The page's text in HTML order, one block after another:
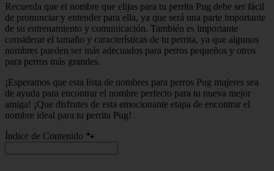
Recuerda que el nombre que elijas para tu perrita Pug debe ser fácil
de pronunciar y entender para ella, ya que será una parte importante
de su entrenamiento y comunicación. También es importante
considerar el tamaño y características de tu perrita, ya que algunos
nombres pueden ser más adecuados para perros pequeños y otros
para perros más grandes.
¡Esperamos que esta lista de nombres para perros Pug mujeres sea
de ayuda para encontrar el nombre perfecto para tu nueva mejor
amiga! ¡Que disfrutes de esta emocionante etapa de encontrar el
nombre ideal para tu perrita Pug!
Índice de Contenido 🐾